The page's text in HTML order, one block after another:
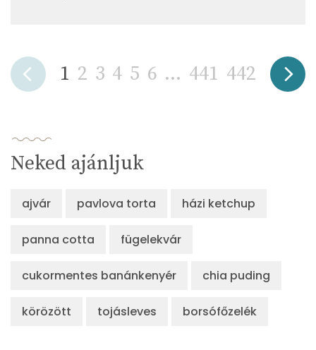
1 2 3 4 5 6 ... 441 442
Neked ajánljuk
ajvár pavlova torta házi ketchup
panna cotta fügelekvár
cukormentes banánkenyér chia puding
körözött tojásleves borsófőzelék